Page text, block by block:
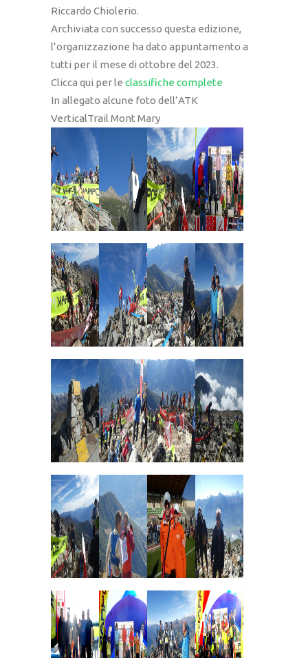
Riccardo Chiolerio.
Archiviata con successo questa edizione,
l’organizzazione ha dato appuntamento a
tutti per il mese di ottobre del 2023.
Clicca qui per le classifiche complete
In allegato alcune foto dell’ATK
VerticalTrail Mont Mary